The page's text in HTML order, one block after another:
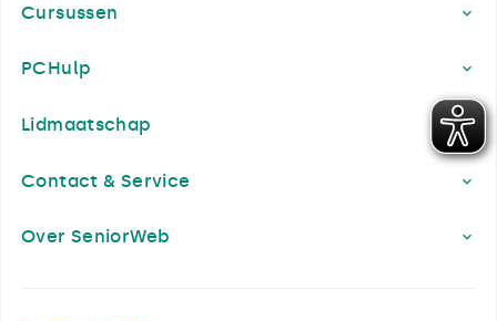
Cursussen
PCHulp
Lidmaatschap
Contact & Service
Over SeniorWeb